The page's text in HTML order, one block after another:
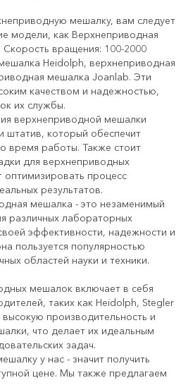
мешалку, вам следует
модели, как Верхнеприводная
вращения: 100-2000
Heidolph, верхнеприводная
мешалка Joanlab. Эти
качеством и надежностью,
их службы.
верхнеприводной мешалки
штатив, который обеспечит
время работы. Также стоит
для верхнеприводных
процесс
результатов.
мешалка - это незаменимый
различных лабораторных
эффективности, надежности и
пользуется популярностью
областей науки и техники.
мешалок включает в себя
таких как Heidolph, Stegler
производительность и
что делает их идеальным
задач.
у нас - значит получить
цене. Мы также предлагаем